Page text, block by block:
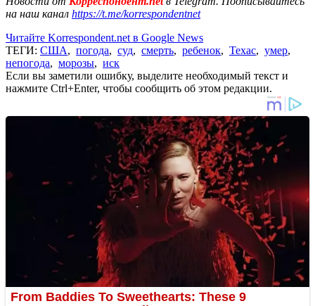
на наш канал https://t.me/korrespondentnet
Читайте Korrespondent.net в Google News
ТЕГИ: США, погода, суд, смерть, ребенок, Техас, умер,
непогода, морозы, иск
Если вы заметили ошибку, выделите необходимый текст и
нажмите Ctrl+Enter, чтобы сообщить об этом редакции.